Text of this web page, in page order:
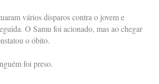
vários disparos contra o jovem e
O Samu foi acionado, mas ao chegar
o óbito.
foi preso.